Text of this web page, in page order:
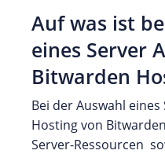
Auf was ist
eines Server
Bitwarden
Bei der Auswahl
Hosting von
Server-Ressourcen